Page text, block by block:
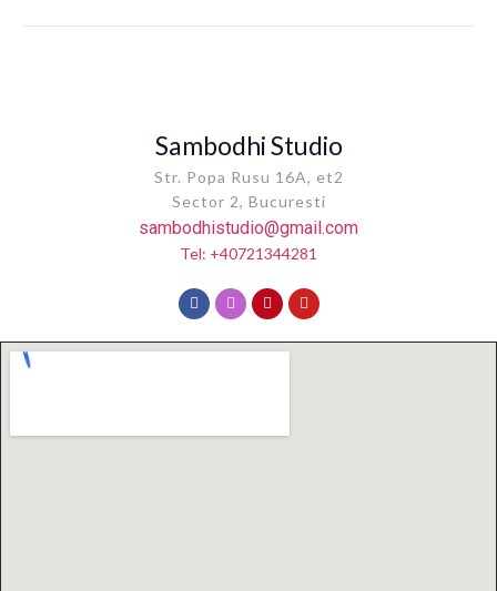
Sambodhi Studio
Str. Popa Rusu 16A, et2
Sector 2, Bucuresti
sambodhistudio@gmail.com
Tel: +40721344281